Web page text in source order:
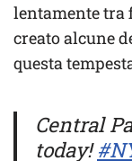
lentamente tra
creato alcune
questa
Central
today!